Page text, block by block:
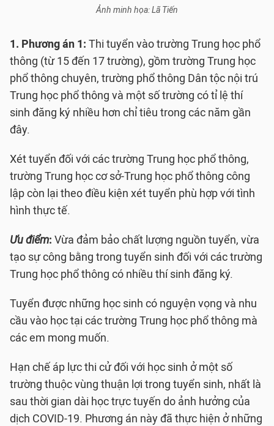
Ảnh minh họa: Lã Tiến
1. Phương án 1: Thi tuyển vào trường Trung học phổ
thông (từ 15 đến 17 trường), gồm trường Trung học
phổ thông chuyên, trường phổ thông Dân tộc nội trú
Trung học phổ thông và một số trường có tỉ lệ thí
sinh đăng ký nhiều hơn chỉ tiêu trong các năm gần
đây.
Xét tuyển đối với các trường Trung học phổ thông,
trường Trung học cơ sở-Trung học phổ thông công
lập còn lại theo điều kiện xét tuyển phù hợp với tình
hình thực tế.
Ưu điểm: Vừa đảm bảo chất lượng nguồn tuyển, vừa
tạo sự công bằng trong tuyển sinh đối với các trường
Trung học phổ thông có nhiều thí sinh đăng ký.
Tuyển được những học sinh có nguyện vọng và nhu
cầu vào học tại các trường Trung học phổ thông mà
các em mong muốn.
Hạn chế áp lực thi cử đối với học sinh ở một số
trường thuộc vùng thuận lợi trong tuyển sinh, nhất là
sau thời gian dài học trực tuyến do ảnh hưởng của
dịch COVID-19. Phương án này đã thực hiện ở những